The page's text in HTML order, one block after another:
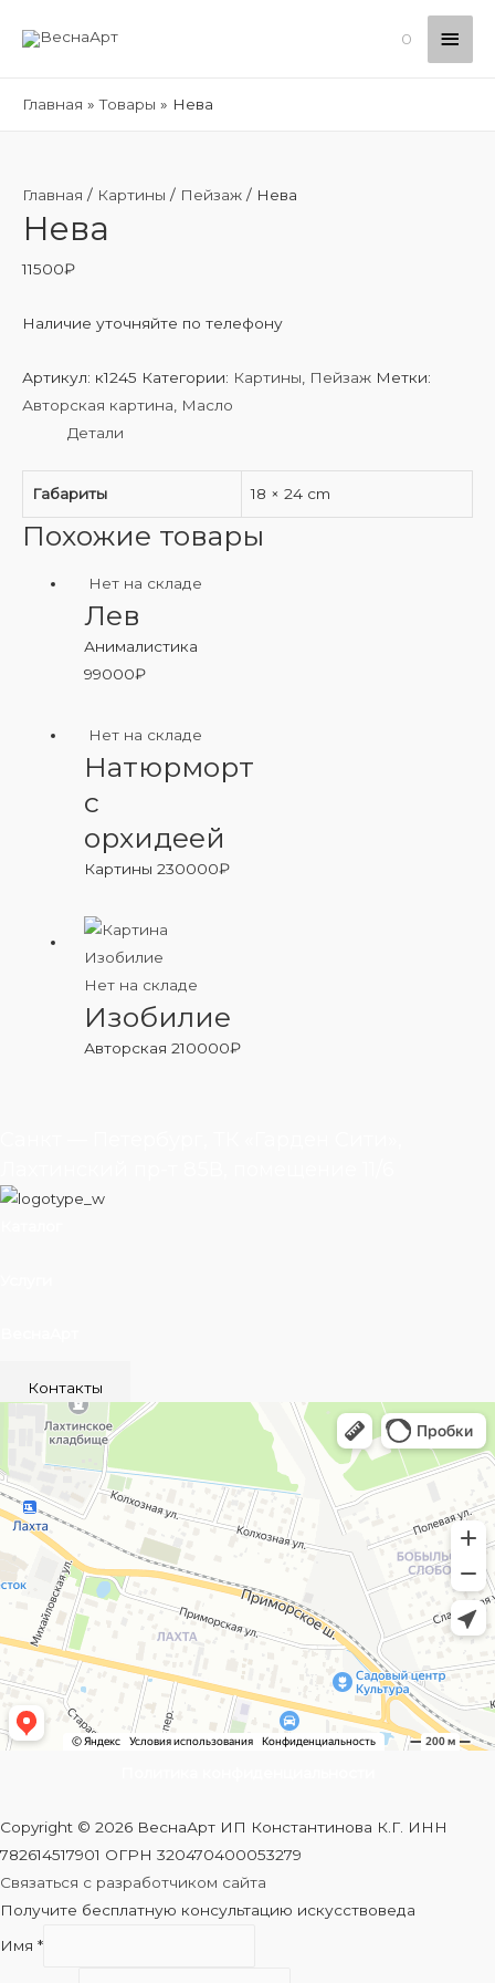
0
Главная Товары Нева
Главная / Картины / Пейзаж / Нева
Нева
11500₽
Наличие уточняйте по телефону
Артикул: к1245 Категории: Картины Пейзаж Метки:
Авторская картина
Масло
Детали
Габариты 18 × 24 cm
Похожие товары
Нет на складе
Лев
Анималистика
99000₽
Нет на складе
Натюрморт
с
орхидеей
Картины230000₽
Нет на складе
Изобилие
Авторская210000₽
Контакты
Copyright © 2026 ВеснаАрт ИП Константинова К.Г. ИНН
782614517901 ОГРН 320470400053279
Связаться с разработчиком сайта
Получите бесплатную консультацию искусствоведа
Имя *